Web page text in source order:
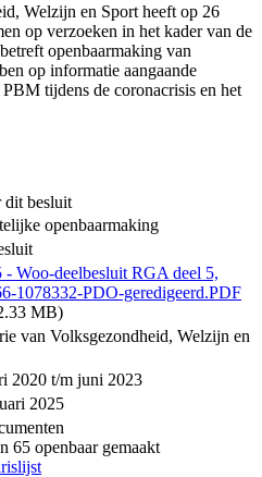
Welzijn en Sport heeft op 26
op verzoeken in het kader van de
openbaarmaking van
op informatie aangaande
tijdens de coronacrisis en het
dit besluit
openbaarmaking
- Woo-deelbesluit RGA deel 5,
1078332-PDO-geredigeerd.PDF
MB)
van Volksgezondheid, Welzijn en
2020 t/m juni 2023
2025
65 openbaar gemaakt